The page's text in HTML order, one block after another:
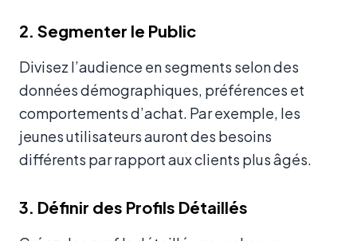
2. Segmenter le Public
Divisez l’audience en segments selon des
données démographiques, préférences et
comportements d’achat. Par exemple, les
jeunes utilisateurs auront des besoins
différents par rapport aux clients plus âgés.
3. Définir des Profils Détaillés